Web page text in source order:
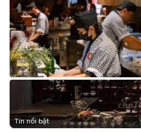
Tin nổi bật